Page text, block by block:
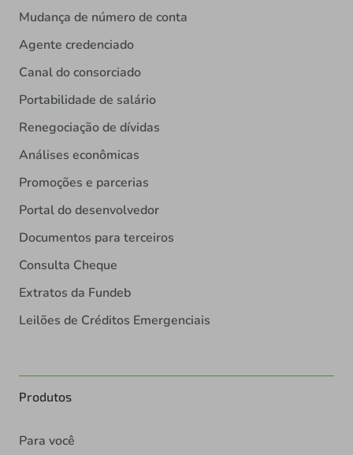
Mudança de número de conta
Agente credenciado
Canal do consorciado
Portabilidade de salário
Renegociação de dívidas
Análises econômicas
Promoções e parcerias
Portal do desenvolvedor
Documentos para terceiros
Consulta Cheque
Extratos da Fundeb
Leilões de Créditos Emergenciais
Produtos
Para você